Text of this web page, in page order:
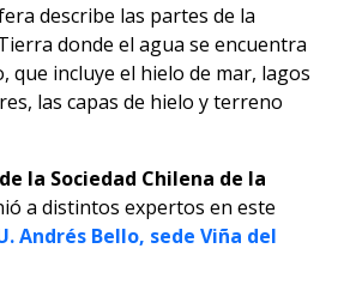
describe las partes de la
donde el agua se encuentra
que incluye el hielo de mar, lagos
las capas de hielo y terreno
la Sociedad Chilena de la
a distintos expertos en este
Andrés Bello, sede Viña del